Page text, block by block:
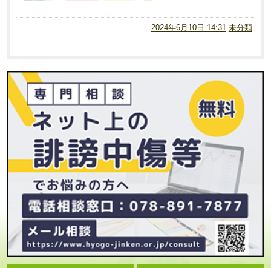
2024年6月10日 14:31 未分類